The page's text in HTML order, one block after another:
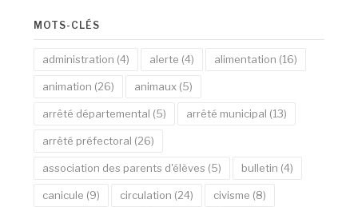
MOTS-CLÉS
administration (4) alerte (4) alimentation (16)
animation (26) animaux (5)
arrêté départemental (5) arrêté municipal (13)
arrêté préfectoral (26)
association des parents d'élèves (5) bulletin (4)
canicule (9) circulation (24) civisme (8)